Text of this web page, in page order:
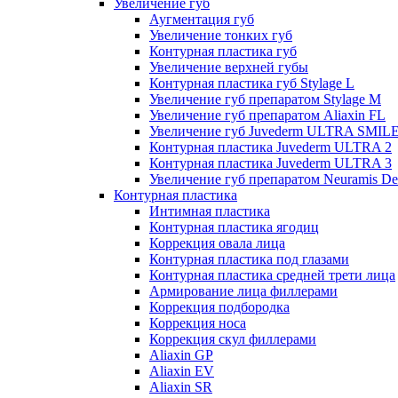
Увеличение губ
Аугментация губ
Увеличение тонких губ
Контурная пластика губ
Увеличение верхней губы
Контурная пластика губ Stylage L
Увеличение губ препаратом Stylage M
Увеличение губ препаратом Aliaxin FL
Увеличение губ Juvederm ULTRA
Контурная пластика Juvederm ULTRA 2
Контурная пластика Juvederm ULTRA 3
Увеличение губ препаратом Neuramis
Контурная пластика
Интимная пластика
Контурная пластика ягодиц
Коррекция овала лица
Контурная пластика под глазами
Контурная пластика средней трети лица
Армирование лица филлерами
Коррекция подбородка
Коррекция носа
Коррекция скул филлерами
Aliaxin GP
Aliaxin EV
Aliaxin SR